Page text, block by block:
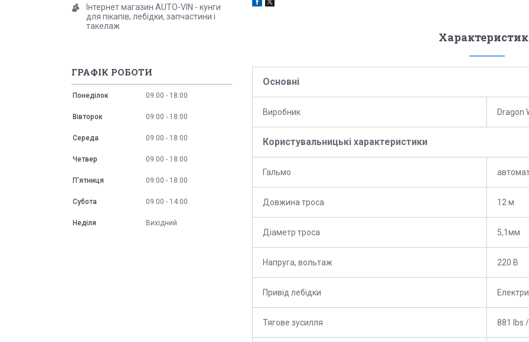
Основні
Виробник Dragon
Користувальницькі характеристики
Гальмо
Довжина троса 12 м
Діаметр троса 5,1мм
Напруга, вольтаж 220 В
Привід лебідки
Тягове зусилля 881 lbs
Інтернет магазин AUTO-VIN - кунги
для пікапів, лебідки, запчастини і
такелаж
ГРАФІК РОБОТИ
Понеділок 09:00 18:00
Вівторок 09:00 18:00
Середа 09:00 18:00
Четвер 09:00 18:00
Пʼятниця 09:00 18:00
Субота 09:00 14:00
Неділя Вихідний